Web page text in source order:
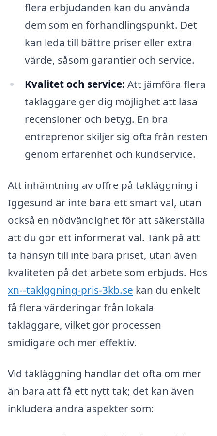
flera erbjudanden kan du använda
dem som en förhandlingspunkt. Det
kan leda till bättre priser eller extra
värde, såsom garantier och service.
Kvalitet och service: Att jämföra flera
takläggare ger dig möjlighet att läsa
recensioner och betyg. En bra
entreprenör skiljer sig ofta från resten
genom erfarenhet och kundservice.
Att inhämtning av offre på takläggning i
Iggesund är inte bara ett smart val, utan
också en nödvändighet för att säkerställa
att du gör ett informerat val. Tänk på att
ta hänsyn till inte bara priset, utan även
kvaliteten på det arbete som erbjuds. Hos
xn--taklggning-pris-3kb.se kan du enkelt
få flera värderingar från lokala
takläggare, vilket gör processen
smidigare och mer effektiv.
Vid takläggning handlar det ofta om mer
än bara att få ett nytt tak; det kan även
inkludera andra aspekter som: